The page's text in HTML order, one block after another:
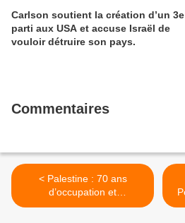
Carlson soutient la création d’un 3e
parti aux USA et accuse Israël de
vouloir détruire son pays.
Commentaires
< Palestine : 70 ans
d’occupation et
d’humiliation!